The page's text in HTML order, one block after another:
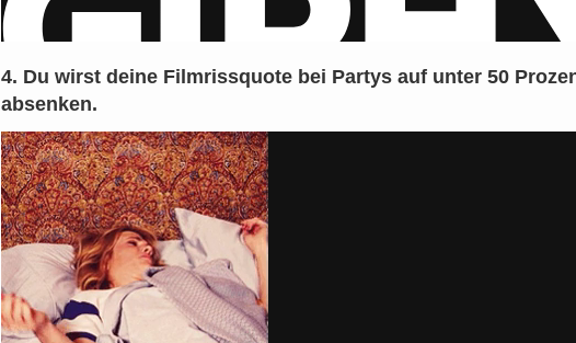
4. Du wirst deine Filmrissquote bei Partys auf unter 50
absenken.